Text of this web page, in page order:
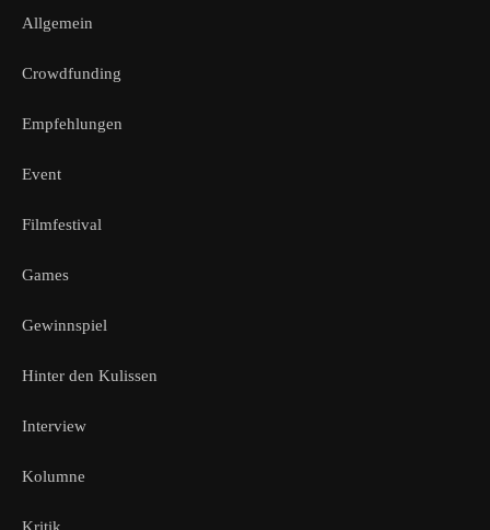
Allgemein
Crowdfunding
Empfehlungen
Event
Filmfestival
Games
Gewinnspiel
Hinter den Kulissen
Interview
Kolumne
Kritik